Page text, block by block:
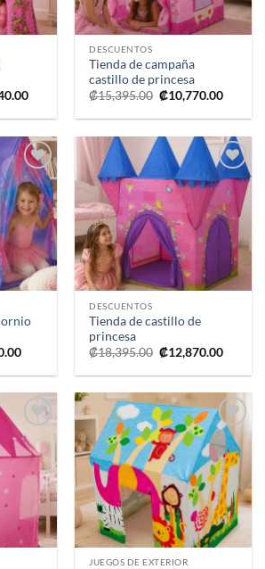
El
actual
₡14,340.00.
DESCUENTOS
Tienda de campaña
castillo de princesa
₡15,395.00 El
precio
original
₡15,395.00.
₡10,770.00El
actual
Añadir
a la
lista de
deseos
El
actual
₡9,650.00.
Añadir
a la
lista de
deseos
DESCUENTOS
Tienda de castillo de
princesa
₡18,395.00 El
precio
original
₡18,395.00.
₡12,870.00El
actual
Añadir
a la
lista de
deseos
Añadir
a la
lista de
deseos
JUEGOS DE EXTERIOR